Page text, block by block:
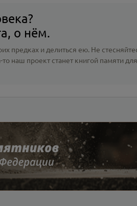
о нём.
предках и делиться ею. Не
наш проект станет книгой памяти для